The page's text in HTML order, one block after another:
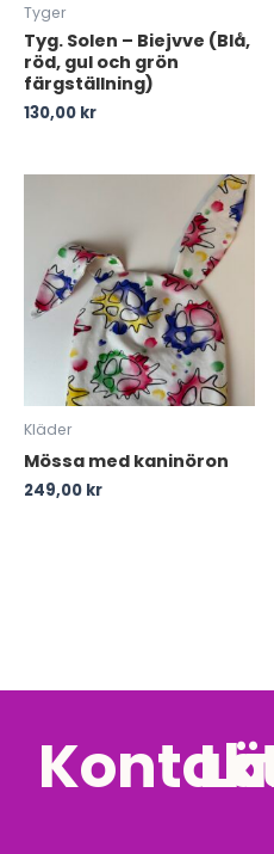
Tyger
Tyg. Solen – Biejvve (Blå,
röd, gul och grön
färgställning)
130,00 kr
Kläder
Mössa med kaninöron
249,00 kr